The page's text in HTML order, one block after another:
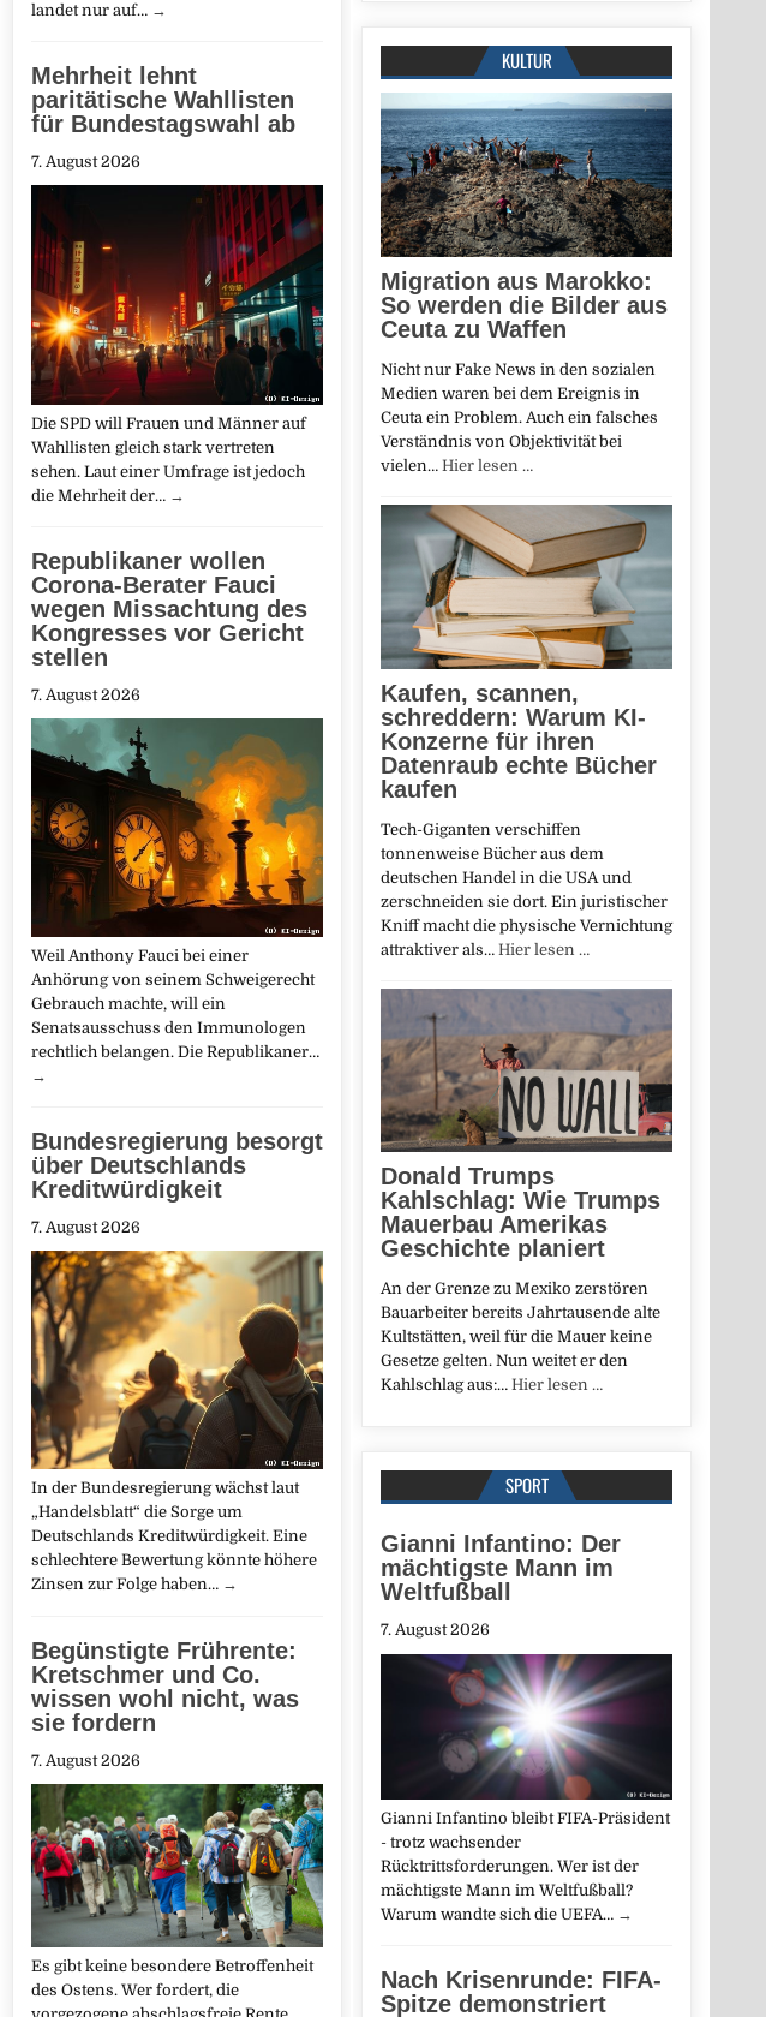
KULTUR
Migration aus Marokko:
So werden die Bilder aus
Ceuta zu Waffen
Nicht nur Fake News in den sozialen
Medien waren bei dem Ereignis in
Ceuta ein Problem. Auch ein falsches
Verständnis von Objektivität bei
vielen… Hier lesen …
Kaufen, scannen,
schreddern: Warum KI-
Konzerne für ihren
Datenraub echte Bücher
kaufen
Tech-Giganten verschiffen
tonnenweise Bücher aus dem
deutschen Handel in die USA und
zerschneiden sie dort. Ein juristischer
Kniff macht die physische Vernichtung
attraktiver als… Hier lesen …
Donald Trumps
Kahlschlag: Wie Trumps
Mauerbau Amerikas
Geschichte planiert
An der Grenze zu Mexiko zerstören
Bauarbeiter bereits Jahrtausende alte
Kultstätten, weil für die Mauer keine
Gesetze gelten. Nun weitet er den
Kahlschlag aus:… Hier lesen …
SPORT
Gianni Infantino: Der
mächtigste Mann im
Weltfußball
7. August 2026
Gianni Infantino bleibt FIFA-Präsident
- trotz wachsender
Rücktrittsforderungen. Wer ist der
mächtigste Mann im Weltfußball?
Warum wandte sich die UEFA… →
Nach Krisenrunde: FIFA-
Spitze demonstriert
landet nur auf… →
Mehrheit lehnt
paritätische Wahllisten
für Bundestagswahl ab
7. August 2026
Die SPD will Frauen und Männer auf
Wahllisten gleich stark vertreten
sehen. Laut einer Umfrage ist jedoch
die Mehrheit der… →
Republikaner wollen
Corona-Berater Fauci
wegen Missachtung des
Kongresses vor Gericht
stellen
7. August 2026
Weil Anthony Fauci bei einer
Anhörung von seinem Schweigerecht
Gebrauch machte, will ein
Senatsausschuss den Immunologen
rechtlich belangen. Die Republikaner…
→
Bundesregierung besorgt
über Deutschlands
Kreditwürdigkeit
7. August 2026
In der Bundesregierung wächst laut
„Handelsblatt“ die Sorge um
Deutschlands Kreditwürdigkeit. Eine
schlechtere Bewertung könnte höhere
Zinsen zur Folge haben… →
Begünstigte Frührente:
Kretschmer und Co.
wissen wohl nicht, was
sie fordern
7. August 2026
Es gibt keine besondere Betroffenheit
des Ostens. Wer fordert, die